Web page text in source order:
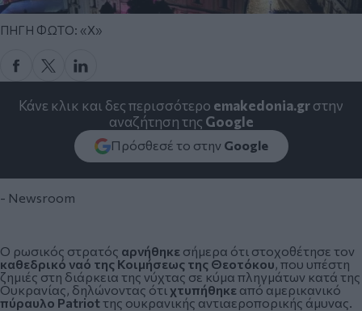
ΠΗΓΗ ΦΩΤΟ: «Χ»
Κάνε κλικ και δες περισσότερο emakedonia.grστην
αναζήτηση της Google
Πρόσθεσέ το στην Google
- Newsroom
Ο ρωσικός στρατός αρνήθηκε σήμερα ότι στοχοθέτησε τον
καθεδρικό ναό της Κοιμήσεως της Θεοτόκου, που υπέστη
ζημιές στη διάρκεια της νύχτας σε κύμα πληγμάτων κατά της
Ουκρανίας, δηλώνοντας ότι χτυπήθηκε από αμερικανικό
πύραυλο Patriotτης ουκρανικής αντιαεροπορικής άμυνας.